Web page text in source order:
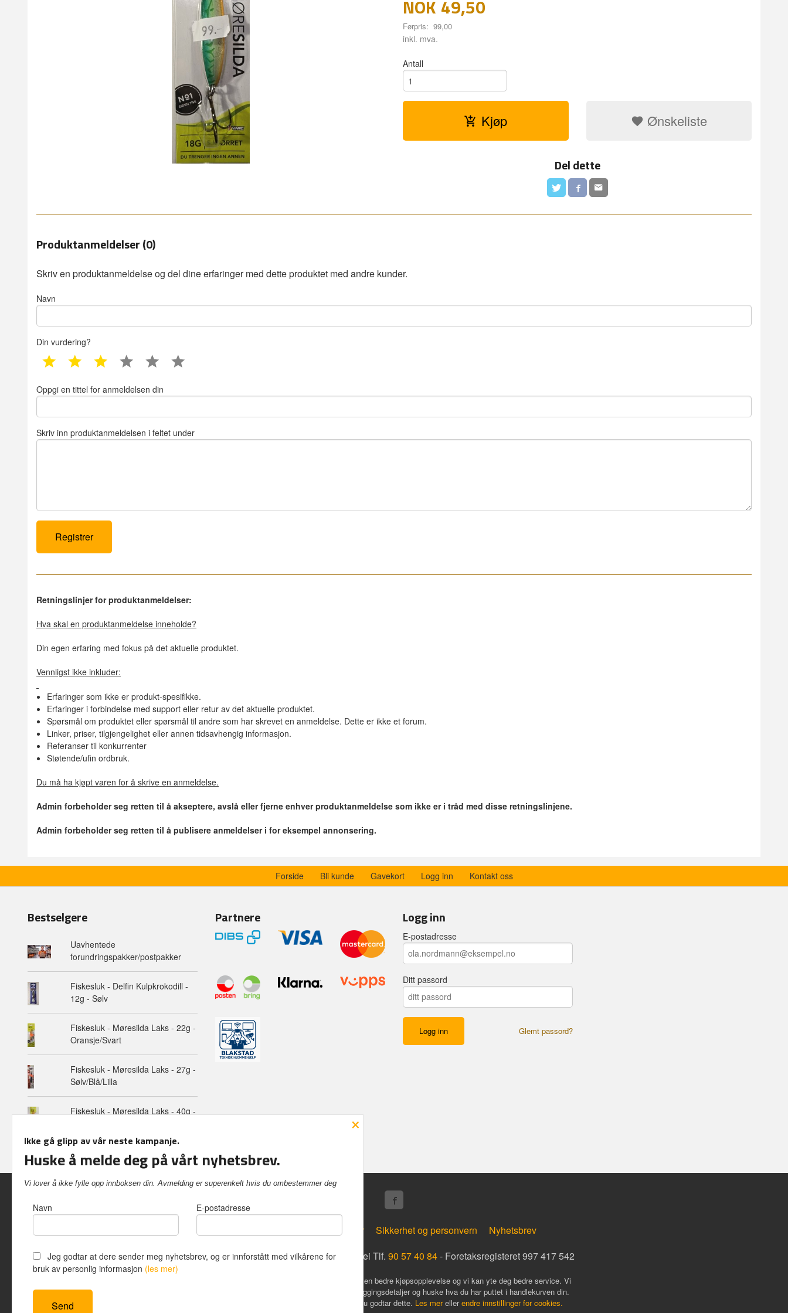
NOK 49,50
Førpris: 99,00
Rabatt
inkl. mva.
Antall
Kjøp Ønskeliste
Del dette
Produktanmeldelser (0)
Skriv en produktanmeldelse og del dine erfaringer med dette produktet med andre kunder.
Navn
Din vurdering?
1 star 2 star 3 star 4 star 5 star
Oppgi en tittel for anmeldelsen din
Skriv inn produktanmeldelsen i feltet under
Retningslinjer for produktanmeldelser:
Hva skal en produktanmeldelse inneholde?
Din egen erfaring med fokus på det aktuelle produktet.
Vennligst ikke inkluder:
Erfaringer som ikke er produkt-spesifikke.
Erfaringer i forbindelse med support eller retur av det aktuelle produktet.
Spørsmål om produktet eller spørsmål til andre som har skrevet en anmeldelse. Dette er ikke et forum.
Linker, priser, tilgjengelighet eller annen tidsavhengig informasjon.
Referanser til konkurrenter
Støtende/ufin ordbruk.
Du må ha kjøpt varen for å skrive en anmeldelse.
Admin forbeholder seg retten til å akseptere, avslå eller fjerne enhver produktanmeldelse som ikke er i tråd med disse retningslinjene.
Admin forbeholder seg retten til å publisere anmeldelser i for eksempel annonsering.
Forside Bli kunde Gavekort Logg inn Kontakt oss
Bestselgere
Uavhentede
forundringspakker/postpakker
Fiskesluk - Delfin Kulpkrokodill -
12g - Sølv
Fiskesluk - Møresilda Laks - 22g -
Oransje/Svart
Fiskesluk - Møresilda Laks - 27g -
Sølv/Blå/Lilla
Fiskesluk - Møresilda Laks - 40g -
Partnere Logg inn
E-postadresse
Ditt passord
Glemt passord?
Kjøpsbetingelser Sikkerhet og personvern
Nyhetsbrev
Inshop.no Kvalvikveien 229 6522 Frei Tlf. 90 57 40 84- Foretaksregisteret 997 417 542
Vår nettbutikk bruker cookies slik at du får en bedre kjøpsopplevelse og vi kan yte deg bedre service. Vi
bruker cookies hovedsaklig til å lagre innloggingsdetaljer og huske hva du har puttet i handlekurven din.
Fortsett å bruke siden som normalt om du godtar dette. Les merellerendre innstillinger for cookies.
×
Ikke gå glipp av vår neste kampanje.
Huske å melde deg på vårt nyhetsbrev.
Vi lover å ikke fylle opp innboksen din. Avmelding er superenkelt hvis du ombestemmer deg
Navn E-postadresse
Jeg godtar at dere sender meg nyhetsbrev, og er innforstått med vilkårene for
bruk av personlig informasjon (les mer)